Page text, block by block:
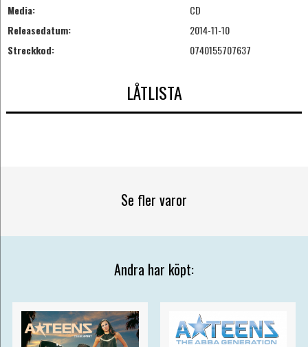
Media:
CD
Releasedatum:
2014-11-10
Streckkod:
0740155707637
LÅTLISTA
Se fler varor
Andra har köpt: